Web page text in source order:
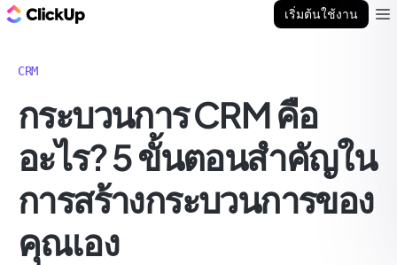
เริ่มต้นใช้งาน
CRM
กระบวนการ CRM คือ
อะไร? 5 ขั้นตอนสำคัญใน
การสร้างกระบวนการของ
คุณเอง